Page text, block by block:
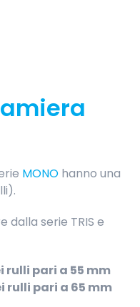
MONO hanno una
dalla serie TRIS e
rulli pari a 55 mm
rulli pari a 65 mm